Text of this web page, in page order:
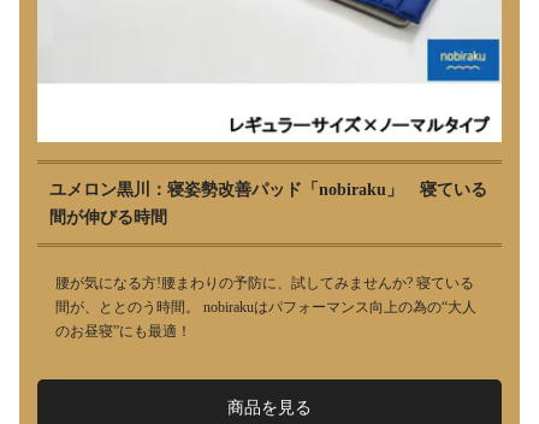
ユメロン黒川：寝姿勢改善パッド「nobiraku」 寝ている
間が伸びる時間
腰が気になる方!腰まわりの予防に、試してみませんか? 寝ている
間が、ととのう時間。 nobirakuはパフォーマンス向上の為の“大人
のお昼寝”にも最適！
商品を見る